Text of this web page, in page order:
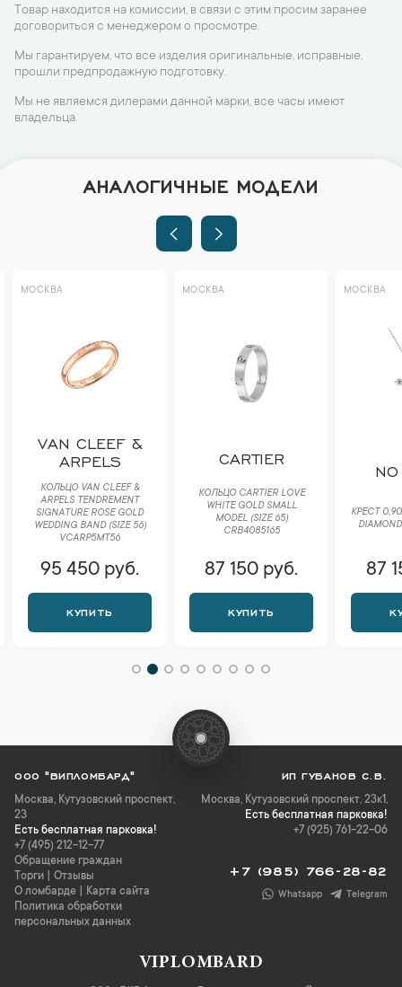
Товар находится на комиссии, в связи с этим просим заранее
договориться с менеджером о просмотре.
Мы гарантируем, что все изделия оригинальные, исправные,
прошли предпродажную подготовку.
Мы не являемся дилерами данной марки, все часы имеют
владельца.
АНАЛОГИЧНЫЕ МОДЕЛИ
МОСКВА
VAN CLEEF &
ARPELS
КОЛЬЦО VAN CLEEF &
ARPELS TENDREMENT
SIGNATURE ROSE GOLD
WEDDING BAND (SIZE 56)
VCARP5MT56
95 450 руб.
КУПИТЬ
МОСКВА
CARTIER
КОЛЬЦО CARTIER LOVE
WHITE GOLD SMALL
MODEL (SIZE 65)
CRB4085165
87 150 руб.
КУПИТЬ
МОСКВА
КРЕСТ 0,90
87
ООО "ВИПЛОМБАРД"
Москва, Кутузовский проспект,
23
Есть бесплатная парковка!
+7 (495) 212-12-77
Обращение граждан
Торги
Отзывы
О ломбарде
Карта сайта
Политика обработки
персональных данных
ИП ГУБАНОВ С.В.
Москва, Кутузовский проспект, 23к1,
Есть бесплатная парковка!
+7 (925) 761-22-06
+7 (985) 766-28-82
Whatsapp Telegram
VIPLOMBARD